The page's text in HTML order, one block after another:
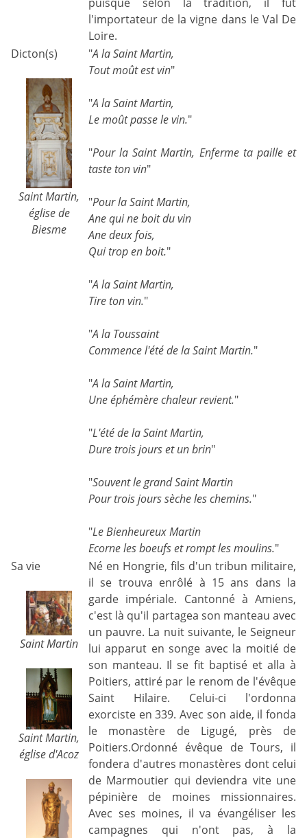
l'importateur de la vigne dans le Val De
Loire.
Dicton(s)
Saint Martin,
église de
Biesme
"A la Saint Martin,
Tout moût est vin"
"A la Saint Martin,
Le moût passe le vin."
"Pour la Saint Martin, Enferme ta paille et
taste ton vin"
"Pour la Saint Martin,
Ane qui ne boit du vin
Ane deux fois,
Qui trop en boit."
"A la Saint Martin,
Tire ton vin."
"A la Toussaint
Commence l'été de la Saint Martin."
"A la Saint Martin,
Une éphémère chaleur revient."
"L'été de la Saint Martin,
Dure trois jours et un brin"
"Souvent le grand Saint Martin
Pour trois jours sèche les chemins."
"Le Bienheureux Martin
Ecorne les boeufs et rompt les moulins."
Sa vie
Saint Martin
Saint Martin,
église d'Acoz
Né en Hongrie, fils d'un tribun militaire,
il se trouva enrôlé à 15 ans dans la
garde impériale. Cantonné à Amiens,
c'est là qu'il partagea son manteau avec
un pauvre. La nuit suivante, le Seigneur
lui apparut en songe avec la moitié de
son manteau. Il se fit baptisé et alla à
Poitiers, attiré par le renom de l'évêque
Saint Hilaire. Celui-ci l'ordonna
exorciste en 339. Avec son aide, il fonda
le monastère de Ligugé, près de
Poitiers.Ordonné évêque de Tours, il
fondera d'autres monastères dont celui
de Marmoutier qui deviendra vite une
pépinière de moines missionnaires.
Avec ses moines, il va évangéliser les
campagnes qui n'ont pas, à la